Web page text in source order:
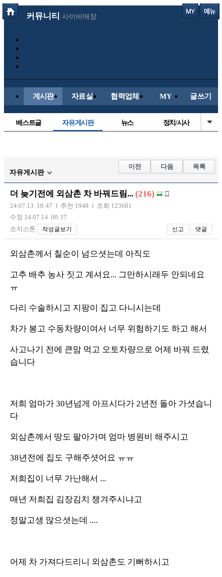
커뮤니티 사이버매장
게시판 자료실 협력업체 MY 글쓰기
베스트글 자유게시판 뉴스 정치/시사
해외축구
국내축구
자유게시판
이전 다음 목록
더 늦기전에 외삼촌 차 바꿔드림... (216)
24.07.13 18:47 추천 1948
조회 123681
수정 24.07.14 00:37
조지스톤
작성글보기 신고 댓글
외삼촌께서 칠순이 넘으셧는데 아직도
고추 배추 농사 짓고 계셔요... 그만하시래두 안되네요
ㅠ
다리 수술하시고 지팡이 집고 다니시는데
차가 봉고 수동차량이여서 너무 위험하기도 하고 해서
사고나기 전에 큰맘 먹고 오토차량으로 어제 바꿔 드렸
습니다
저희 엄마가 30년넘게 아프시다가 2년전 돌아 가셧습니
다
외삼촌께서 땅도 팔아가며 엄마 병원비 해주시고
38년전에 집도 구해주셧어요 ㅠㅠ
저희집이 너무 가난해서 ...
매년 저희집 김장김치 챙겨주시냐고
정말고생 많으셧는데 ....
어제 차 가져다드리니 외삼촌도 기뻐하시고